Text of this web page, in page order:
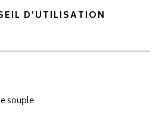
D’UTILISATION
souple